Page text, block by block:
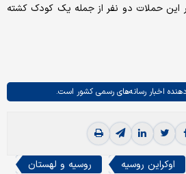
این حملات دو نفر از جمله یک کودک کشته
اخبار رسانه‌های رسمی کشور است.
اوکراین روسیه روسیه و لهستان